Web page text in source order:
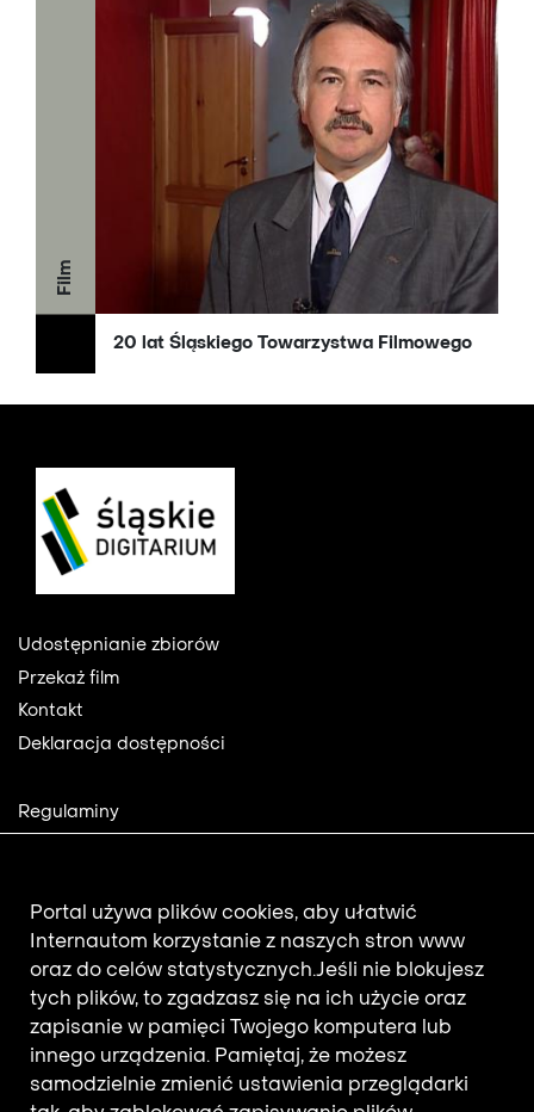
Film
20 lat Śląskiego Towarzystwa Filmowego
Footer
Udostępnianie zbiorów
Przekaż film
Kontakt
Deklaracja dostępności
Footer
2
Regulaminy
Aktualności
Newsletter
Adres e-mail subskrybenta.
Otrzymuj nowości z filmotekaslaska.com
Portal używa plików cookies, aby ułatwić
Internautom korzystanie z naszych stron www
oraz do celów statystycznych.Jeśli nie blokujesz
tych plików, to zgadzasz się na ich użycie oraz
zapisanie w pamięci Twojego komputera lub
innego urządzenia. Pamiętaj, że możesz
samodzielnie zmienić ustawienia przeglądarki